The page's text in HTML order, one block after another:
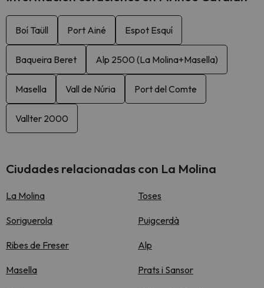
Boí Taüll Port Ainé Espot Esquí
Baqueira Beret Alp 2500 (La Molina+Masella)
Masella Vall de Núria Port del Comte
Vallter 2000
Ciudades relacionadas con La Molina
La Molina Toses
Soriguerola Puigcerdà
Ribes de Freser Alp
Masella Prats i Sansor